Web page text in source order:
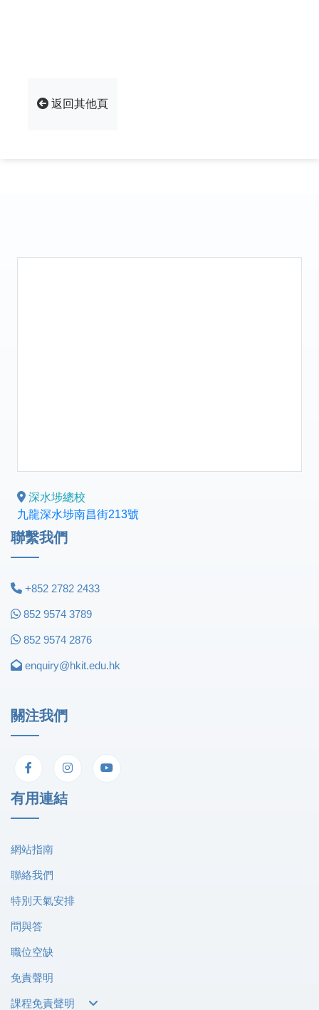
返回其他頁
深水埗總校
九龍深水埗南昌街213號
聯繫我們
+852 2782 2433
852 9574 3789
852 9574 2876
enquiry@hkit.edu.hk
關注我們
有用連結
網站指南
聯絡我們
特別天氣安排
問與答
職位空缺
免責聲明
課程免責聲明